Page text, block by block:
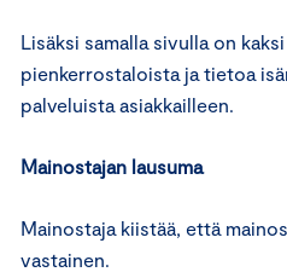
Lisäksi samalla sivulla on
pienkerrostaloista ja tietoa
palveluista asiakkailleen.
Mainostajan lausuma
Mainostaja kiistää, että
vastainen.